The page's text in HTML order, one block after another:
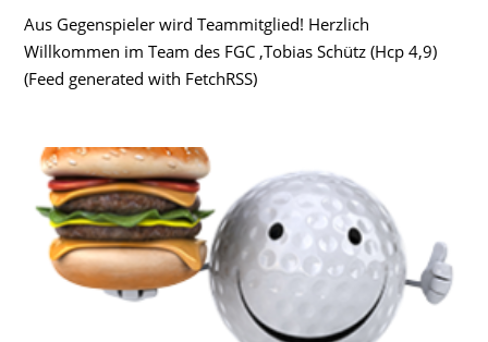
Aus Gegenspieler wird Teammitglied! Herzlich
Willkommen im Team des FGC ,Tobias Schütz (Hcp 4,9)
(Feed generated with FetchRSS)